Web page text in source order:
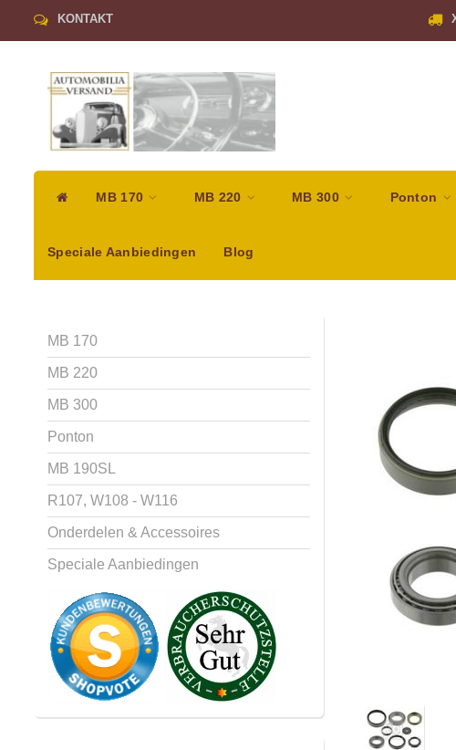
KONTAKT
MB 170 MB 220 MB 300 Ponton
Speciale Aanbiedingen Blog
MB 170
MB 220
MB 300
Ponton
MB 190SL
R107, W108 - W116
Onderdelen & Accessoires
Speciale Aanbiedingen